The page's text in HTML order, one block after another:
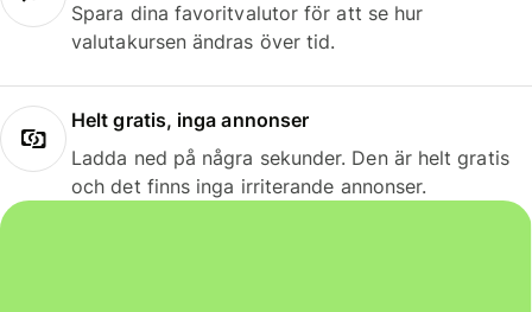
Spara dina favoritvalutor för att se hur
valutakursen ändras över tid.
Helt gratis, inga annonser
Ladda ned på några sekunder. Den är helt gratis
och det finns inga irriterande annonser.